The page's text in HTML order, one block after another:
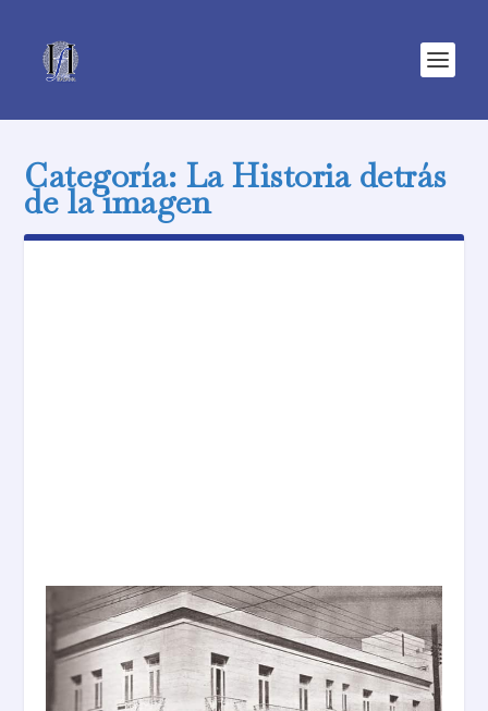
Categoría: La Historia detrás
de la imagen